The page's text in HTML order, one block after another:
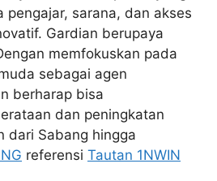
pengajar, sarana, dan akses
Gardian berupaya
memfokuskan pada
sebagai agen
berharap bisa
dan peningkatan
dari Sabang hingga
referensi Tautan 1NWIN